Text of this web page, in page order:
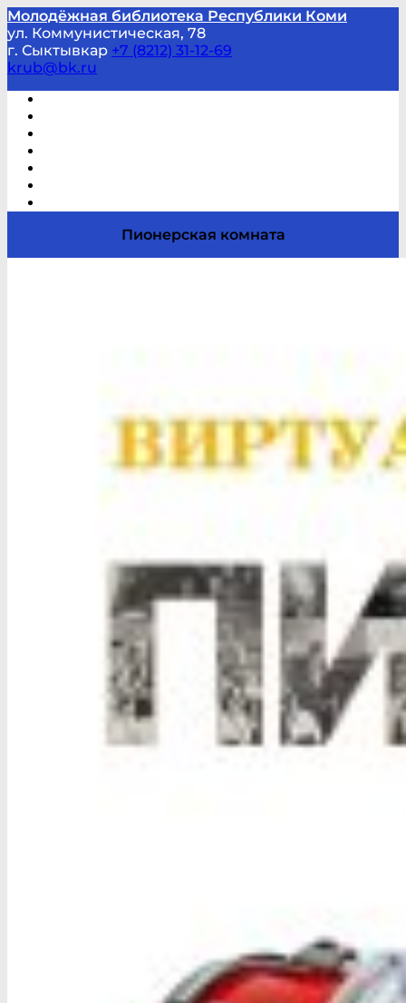
Молодёжная библиотека Республики Коми
ул. Коммунистическая, 78
г. Сыктывкар +7 (8212) 31-12-69
krub@bk.ru
Пионерская комната